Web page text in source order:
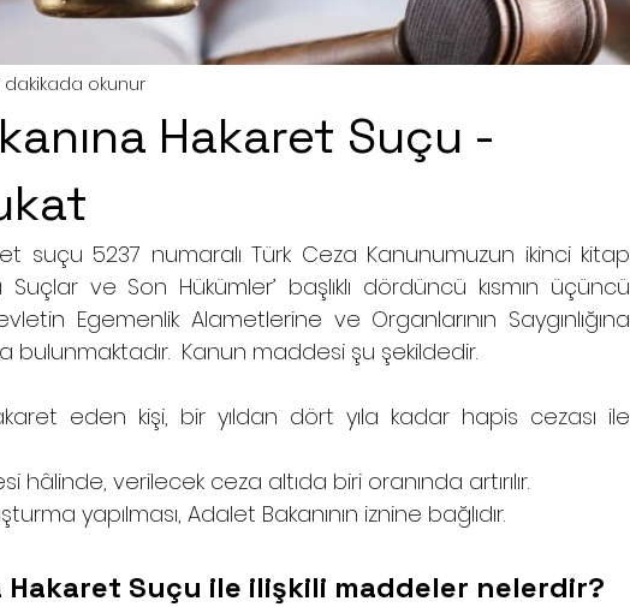
Hakaret Suçu -
dakikada okunur
suçu 5237 numaralı Türk Ceza Kanunumuzun ikinci kitap
Suçlar ve Son Hükümler’ başlıklı dördüncü kısmın üçüncü
Egemenlik Alametlerine ve Organlarının Saygınlığına
bulunmaktadır.  Kanun maddesi şu şekildedir.
eden kişi, bir yıldan dört yıla kadar hapis cezası ile
hâlinde, verilecek ceza altıda biri oranında artırılır.
yapılması, Adalet Bakanının iznine bağlıdır.
Hakaret Suçu ile ilişkili maddeler nelerdir?